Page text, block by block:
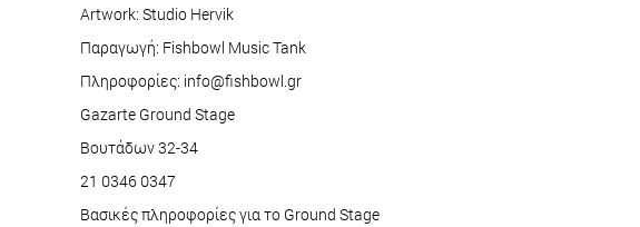
Artwork: Studio Hervik
Παραγωγή: Fishbowl Music Tank
Πληροφορίες: info@fishbowl.gr
Gazarte Ground Stage
Βουτάδων 32-34
21 0346 0347
Βασικές πληροφορίες για το Ground Stage